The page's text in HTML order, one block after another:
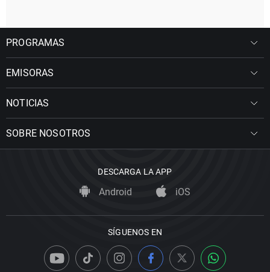
PROGRAMAS
EMISORAS
NOTICIAS
SOBRE NOSOTROS
DESCARGA LA APP
Android iOS
SÍGUENOS EN